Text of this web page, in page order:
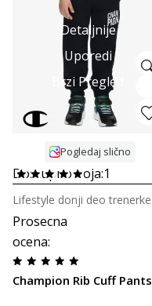
Detaljnije
Uporedi
Brzi Pregled
Pogledaj slično
Dostupno boja:1
Prosecna
ocena:
Champion Rib Cuff Pants